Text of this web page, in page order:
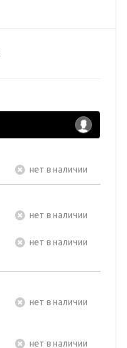
Нет в наличии
Нет в наличии
Нет в наличии
Нет в наличии
Нет в наличии